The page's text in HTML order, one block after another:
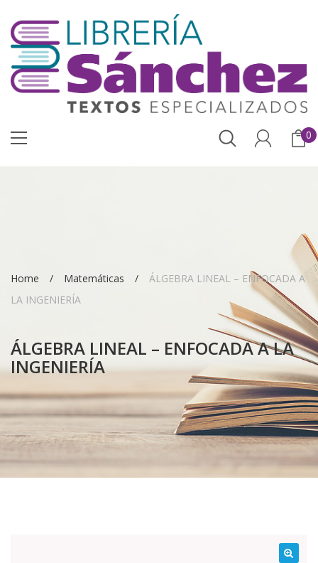
0
Home Matemáticas
ÁLGEBRA LINEAL – ENFOCADA A
LA INGENIERÍA
ÁLGEBRA LINEAL – ENFOCADA A LA
INGENIERÍA